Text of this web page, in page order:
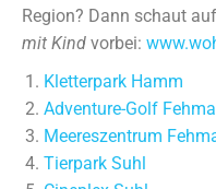
Region? Dann schaut
mit Kind vorbei:
Kletterpark Hamm
Adventure-Golf
Meereszentrum
Tierpark Suhl